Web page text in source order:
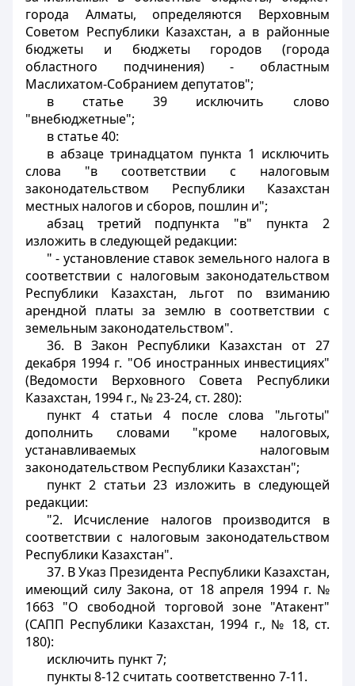
города Алматы, определяются Верховным
Советом Республики Казахстан, а в районные
бюджеты и бюджеты городов (города
областного подчинения) - областным
Маслихатом-Собранием депутатов";
в статье 39 исключить слово
"внебюджетные";
в статье 40:
в абзаце тринадцатом пункта 1 исключить
слова "в соответствии с налоговым
законодательством Республики Казахстан
местных налогов и сборов, пошлин и";
абзац третий подпункта "в" пункта 2
изложить в следующей редакции:
" - установление ставок земельного налога в
соответствии с налоговым законодательством
Республики Казахстан, льгот по взиманию
арендной платы за землю в соответствии с
земельным законодательством".
36. В Закон Республики Казахстан от 27
декабря 1994 г. "Об иностранных инвестициях"
(Ведомости Верховного Совета Республики
Казахстан, 1994 г., № 23-24, ст. 280):
пункт 4 статьи 4 после слова "льготы"
дополнить словами "кроме налоговых,
устанавливаемых налоговым
законодательством Республики Казахстан";
пункт 2 статьи 23 изложить в следующей
редакции:
"2. Исчисление налогов производится в
соответствии с налоговым законодательством
Республики Казахстан".
37. В Указ Президента Республики Казахстан,
имеющий силу Закона, от 18 апреля 1994 г. №
1663 "О свободной торговой зоне "Атакент"
(САПП Республики Казахстан, 1994 г., № 18, ст.
180):
исключить пункт 7;
пункты 8-12 считать соответственно 7-11.